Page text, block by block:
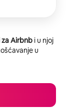
Airbnb i u njoj
u